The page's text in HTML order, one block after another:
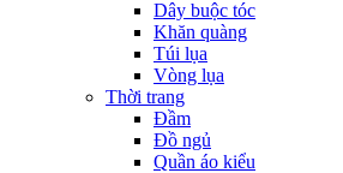
Dây buộc tóc
Khăn quàng
Túi lụa
Vòng lụa
Thời trang
Đầm
Đồ ngủ
Quần áo kiểu